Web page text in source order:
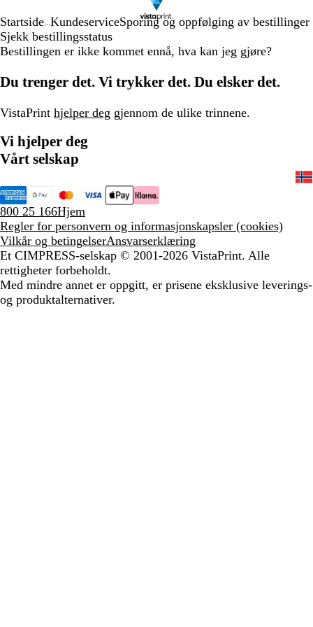
Startside KundeserviceSporing og oppfølging av bestillinger
Sjekk bestillingsstatus
Bestillingen er ikke kommet ennå, hva kan jeg gjøre?
Du trenger det. Vi trykker det. Du elsker det.
VistaPrint hjelper deg gjennom de ulike trinnene.
Vi hjelper deg
Vårt selskap
800 25 166Hjem
Regler for personvern og informasjonskapsler (cookies)
Vilkår og betingelserAnsvarserklæring
Et CIMPRESS-selskap © 2001-2026 VistaPrint. Alle
rettigheter forbeholdt.
Med mindre annet er oppgitt, er prisene eksklusive leverings-
og produktalternativer.